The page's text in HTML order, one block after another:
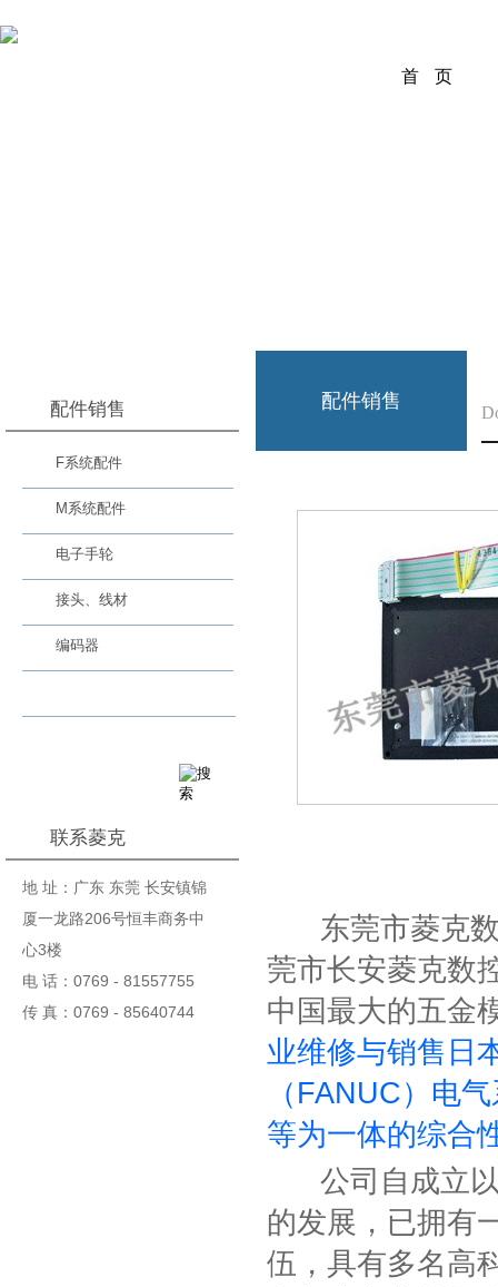
首 页
配件销售
F系统配件
M系统配件
电子手轮
接头、线材
编码器
联系菱克
地 址：广东 东莞 长安镇锦
厦一龙路206号恒丰商务中
心3楼
电 话：0769 - 81557755
传 真：0769 - 85640744
配件销售
东莞市菱克数
莞市长安菱克数
中国最大的五
业维修与销售日
（FANUC）电
等为一体的综合
公司自成立以
的发展，已拥有
伍，具有多名高